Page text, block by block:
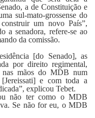
a de Constituição e
sul-mato-grossense do
um novo País”,
a senadora, refere-se ao
da comissão.
[do Senado], as
por direito regimental,
mãos do MDB num
e com toda a
explicou Tebet.
não ter como o MDB
Se não for eu, o MDB